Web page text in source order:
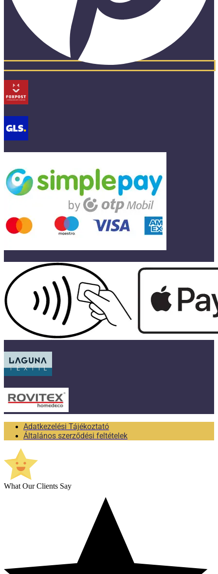
Adatkezelési Tájékoztató
Általános szerződési feltételek
What Our Clients Say